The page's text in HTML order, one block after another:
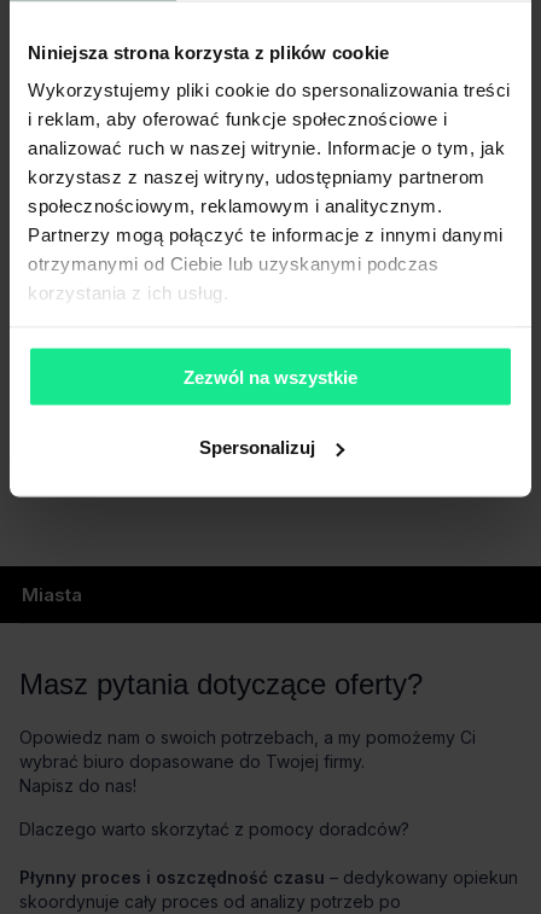
Niniejsza strona korzysta z plików cookie
Wykorzystujemy pliki cookie do spersonalizowania treści
i reklam, aby oferować funkcje społecznościowe i
analizować ruch w naszej witrynie. Informacje o tym, jak
korzystasz z naszej witryny, udostępniamy partnerom
społecznościowym, reklamowym i analitycznym.
Partnerzy mogą połączyć te informacje z innymi danymi
otrzymanymi od Ciebie lub uzyskanymi podczas
korzystania z ich usług.
Zezwól na wszystkie
Spersonalizuj
Miasta
Masz pytania dotyczące oferty?
Opowiedz nam o swoich potrzebach, a my pomożemy Ci
wybrać biuro dopasowane do Twojej firmy.
Napisz do nas!
Dlaczego warto skorzytać z pomocy doradców?
Płynny proces i oszczędność czasu – dedykowany opiekun
skoordynuje cały proces od analizy potrzeb po